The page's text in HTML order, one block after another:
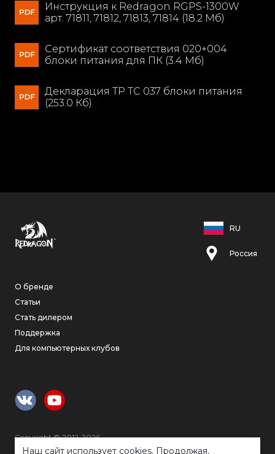
Инструкция к Redragon RGPS-1300W
арт. 71811, 71812, 71813, 71814 (18.2 Мб)
Сертификат соответствия 020+004
блоки питания для ПК (3.4 Мб)
Декларация ТР ТС 037 блоки питания
(253.0 Кб)
О бренде
Статьи
Стать дилером
Поддержка
Для компьютерных клубов
RU
Россия
Copyright © 2012-2026
Высококлассные игровые аксессуары
Наш сайт использует cookies. Продолжая,